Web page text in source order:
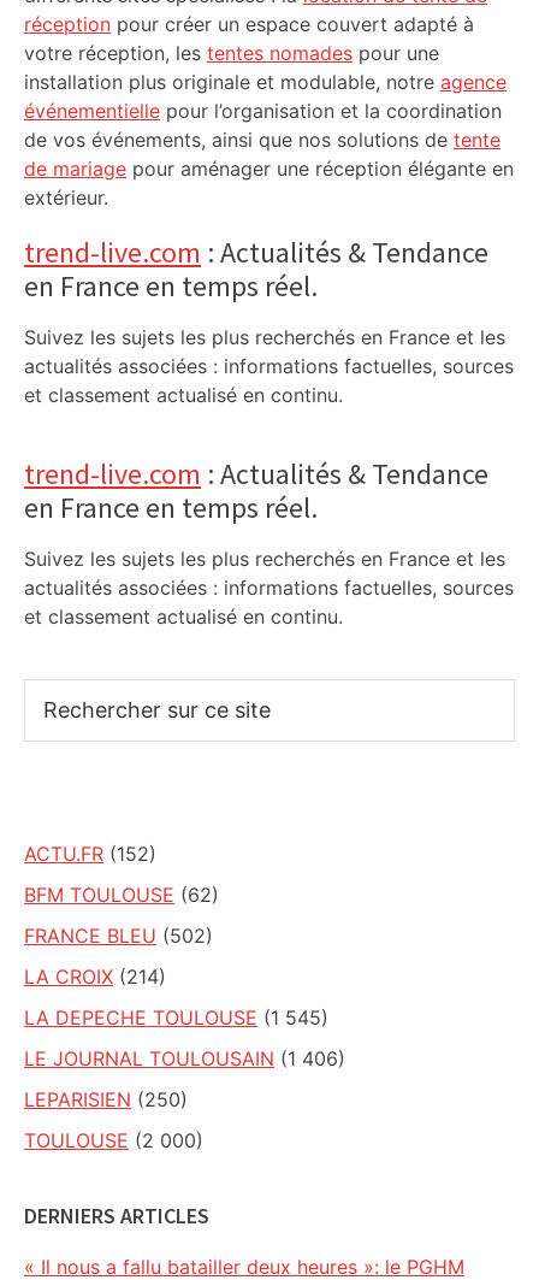
réception pour créer un espace couvert adapté à
votre réception, les tentes nomades pour une
installation plus originale et modulable, notre agence
événementielle pour l’organisation et la coordination
de vos événements, ainsi que nos solutions de tente
de mariage pour aménager une réception élégante en
extérieur.
trend-live.com : Actualités & Tendance
en France en temps réel.
Suivez les sujets les plus recherchés en France et les
actualités associées : informations factuelles, sources
et classement actualisé en continu.
trend-live.com : Actualités & Tendance
en France en temps réel.
Suivez les sujets les plus recherchés en France et les
actualités associées : informations factuelles, sources
et classement actualisé en continu.
sur
ACTU.FR (152)
BFM TOULOUSE (62)
FRANCE BLEU (502)
LA CROIX (214)
LA DEPECHE TOULOUSE (1 545)
LE JOURNAL TOULOUSAIN (1 406)
LEPARISIEN (250)
TOULOUSE (2 000)
DERNIERS ARTICLES
« Il nous a fallu batailler deux heures »: le PGHM